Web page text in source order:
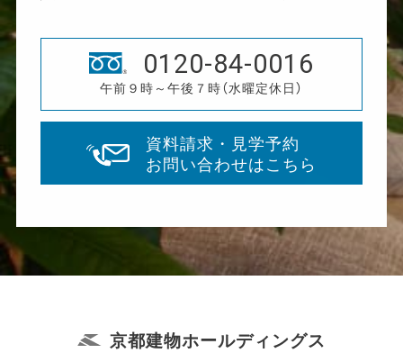
0120-84-0016
午前９時～午後７時（水曜定休日）
資料請求・見学予約
お問い合わせはこちら
京都建物ホールディングス